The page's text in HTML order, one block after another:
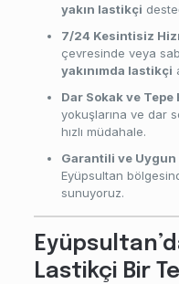
yakın lastikçi
7/24 Kesintisiz
çevresinde veya
yakınımda lastikçi
Dar Sokak ve
yokuşlarına ve dar
hızlı müdahale.
Garantili ve Uygun
Eyüpsultan
sunuyoruz.
Lastikçi Bir